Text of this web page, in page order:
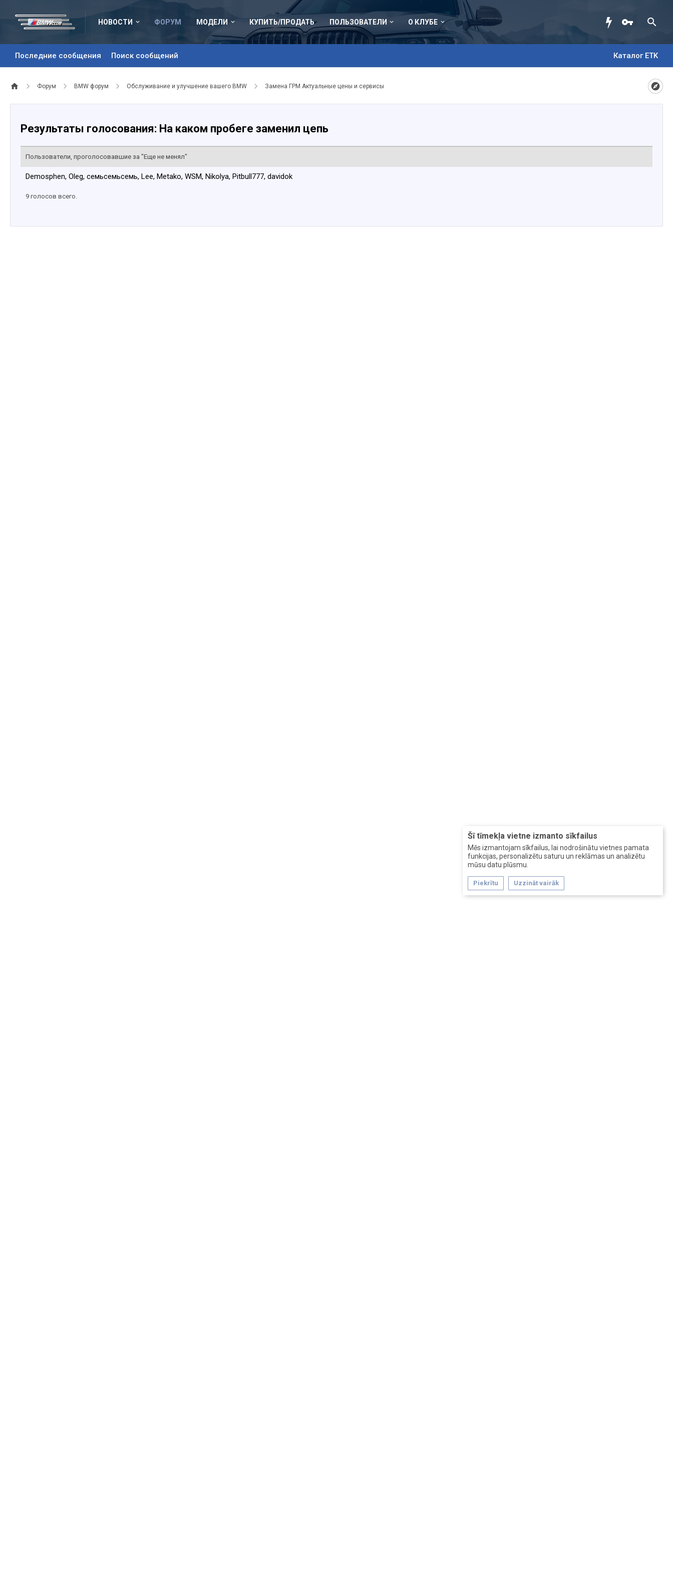
НОВОСТИ ФОРУМ
Последние сообщения Поиск сообщений Каталог ETK
МОДЕЛИ КУПИТЬ/ПРОДАТЬ ПОЛЬЗОВАТЕЛИ О КЛУБЕ
Форум BMW форум Обслуживание и улучшение вашего BMW Замена ГРМ Актуальные цены и сервисы
Šī tīmekļa vietne izmanto sīkfailus
Mēs izmantojam sīkfailus, lai nodrošinātu vietnes pamata
funkcijas, personalizētu saturu un reklāmas un analizētu
mūsu datu plūsmu.
Piekrītu Uzzināt vairāk
Результаты голосования: На каком пробеге заменил цепь
Пользователи, проголосовавшие за "Еще не менял"
Demosphen Oleg семьсемьсемь Lee Metako WSM Nikolya Pitbull777 davidok
9 голосов всего.